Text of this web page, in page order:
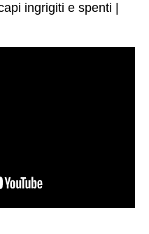
ingrigiti e spenti |